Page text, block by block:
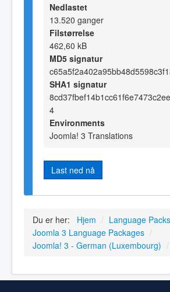
Nedlastet
13.520 ganger
Filstørrelse
462,60 kB
MD5 signatur
SHA1 signatur
4
Environments
Joomla! 3 Translations
Last ned nå
Du er her: Hjem / Language Packs
Joomla 3 Language Packages /
Joomla! 3 - German (Luxembourg) /